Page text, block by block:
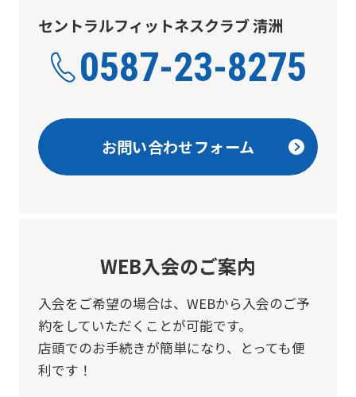
セントラルフィットネスクラブ 清洲
0587-23-8275
お問い合わせフォーム
WEB入会のご案内
入会をご希望の場合は、 WEBから入会のご予
約をしていただくことが可能です。
店頭でのお手続きが簡単になり、とっても便
利です！